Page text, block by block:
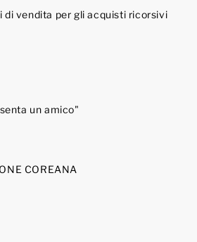
di vendita per gli acquisti ricorsivi
un amico"
COREANA